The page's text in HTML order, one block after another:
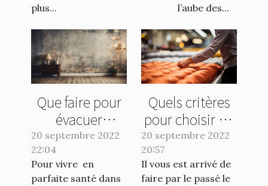
plus...
l’aube des...
Que faire pour
évacuer
l'humidité de sa
maison ?
20 septembre 2022
22:04
Pour vivre en
parfaite santé dans
Quels critères
pour choisir un
bon matelas ?
20 septembre 2022
20:57
Il vous est arrivé de
faire par le passé le